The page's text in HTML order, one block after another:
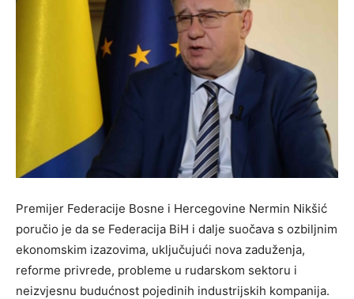
Premijer Federacije Bosne i Hercegovine Nermin Nikšić
poručio je da se Federacija BiH i dalje suočava s ozbiljnim
ekonomskim izazovima, uključujući nova zaduženja,
reforme privrede, probleme u rudarskom sektoru i
neizvjesnu budućnost pojedinih industrijskih kompanija.